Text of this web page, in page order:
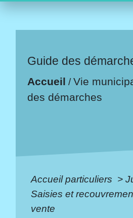
Guide des
Accueil /Vie
des démarches
Accueil particuliers >
Saisies et
vente